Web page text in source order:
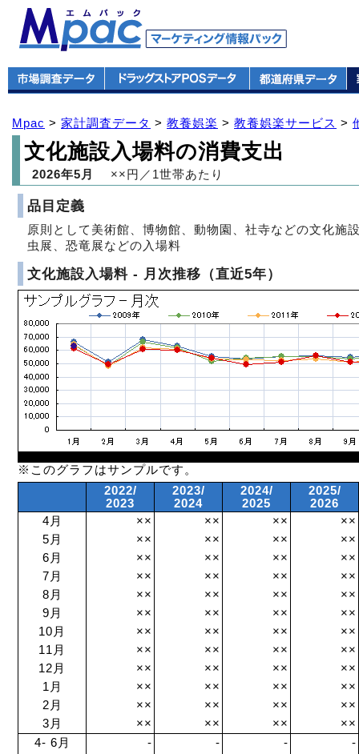
Mpac > 家計調査データ > 教養娯楽 > 教養娯楽サービス >
文化施設入場料の消費支出
2026年5月 ××円／1世帯あたり
品目定義
原則として美術館、博物館、動物園、社寺などの文化施
虫展、恐竜展などの入場料
文化施設入場料 - 月次推移（直近5年）
※このグラフはサンプルです。
2022/
2023
2023/
2024
2024/
2025
2025/
2026
4月
×× ×× ××
××
5月
×× ×× ××
××
6月
×× ×× ××
××
7月
×× ×× ××
××
8月
×× ×× ××
××
9月
×× ×× ××
××
10月
×× ×× ××
××
11月
×× ×× ××
××
12月
×× ×× ××
××
1月
×× ×× ××
××
2月
×× ×× ××
××
3月
×× ×× ××
××
4- 6月
- - -
-